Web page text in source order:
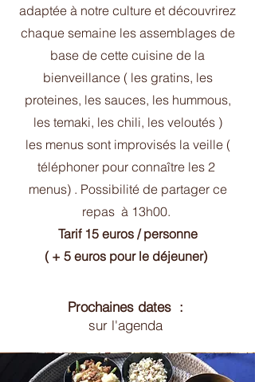
adaptée à notre culture et découvrirez
chaque semaine les assemblages de
base de cette cuisine de la
bienveillance ( les gratins, les
proteines, les sauces, les hummous,
les temaki, les chili, les veloutés )
les menus sont improvisés la veille (
téléphoner pour connaître les 2
menus) . Possibilité de partager ce
repas à 13h00.
Tarif 15 euros / personne
​( + 5 euros pour le déjeuner)
Prochaines dates :
sur l'agenda